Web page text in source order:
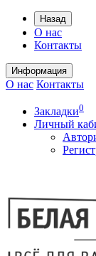
Назад
О нас
Контакты
Информация
О нас Контакты
Закладки0
Личный